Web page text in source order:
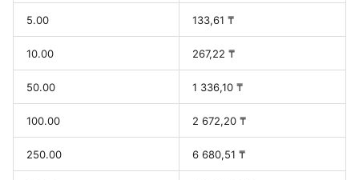
5.00 133,61 ₸
10.00 267,22 ₸
50.00 1 336,10 ₸
100.00 2 672,20 ₸
250.00 6 680,51 ₸